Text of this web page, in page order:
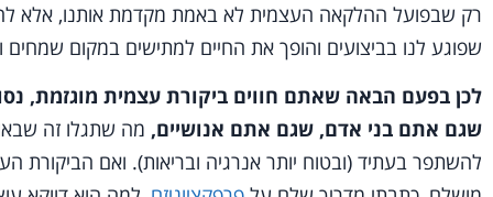
רק שבפועל ההלקאה העצמית לא באמת מקדמת אותנו, אלא
שפוגע לנו בביצועים והופך את החיים למתישים במקום שמחים
לכן בפעם הבאה שאתם חווים ביקורת עצמית מוגזמת,
שגם אתם בני אדם, שגם אתם אנושיים, מה שתגלו זה
להשתפר בעתיד (ובטוח יותר אנרגיה ובריאות). ואם